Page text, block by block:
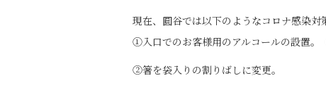
現在、圓谷では以下のようなコロナ感染対
①入口でのお客様用のアルコールの設置。
②箸を袋入りの割りばしに変更。